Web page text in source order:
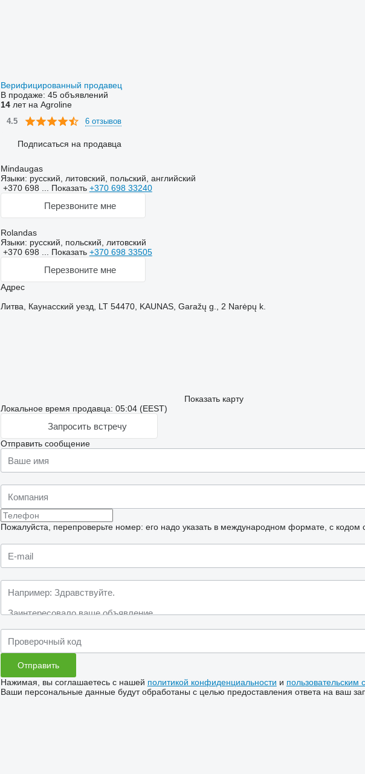
Верифицированный продавец
В продаже: 45 объявлений
14лет на Agroline
4.5 6 отзывов
Подписаться на продавца
Mindaugas
Языки: русский, литовский, польский, английский
+370 698 ... Показать +370 698 33240
Перезвоните мне
Rolandas
Языки: русский, польский, литовский
+370 698 ... Показать +370 698 33505
Перезвоните мне
Адрес
Литва, Каунасский уезд, LT 54470, KAUNAS, Garažų g., 2 Narėpų k.
Показать карту
Локальное время продавца: 05:04 (EEST)
Запросить встречу
Отправить сообщение
Пожалуйста, перепроверьте номер: его надо указать в международном формате, с кодом
Нажимая, вы соглашаетесь с нашей политикой конфиденциальности и пользовательским
Ваши персональные данные будут обработаны с целью предоставления ответа на ваш